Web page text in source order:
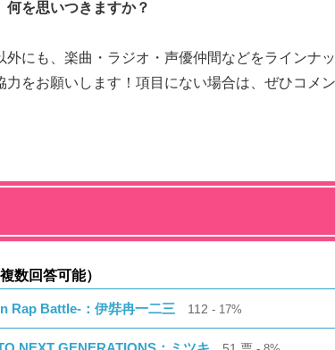
何を思いつきますか？
外にも、楽曲・ラジオ・声優仲間などをラインナ
力をお願いします！項目にない場合は、ぜひコメ
数回答可能）
Rap Battle-：伊弉冉一二三 112 17%